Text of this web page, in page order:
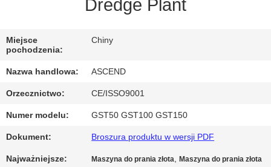
SITEMAP
POLITYKA
PRYWATNOŚCI
Dredge Plant
Miejsce
pochodzenia:
Chiny
Nazwa handlowa: ASCEND
Orzecznictwo: CE/ISSO9001
Numer modelu: GST50 GST100 GST150
Dokument: Broszura produktu w wersji PDF
Najważniejsze: Maszyna do prania złota,Maszyna do prania złota